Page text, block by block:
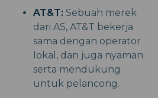
AT&T: Sebuah merek
dari AS, AT&T bekerja
sama dengan operator
lokal, dan juga nyaman
serta mendukung
untuk pelancong.